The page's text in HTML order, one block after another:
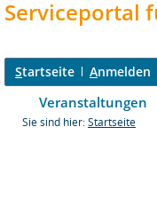
Serviceportal
Startseite Anmelden
Veranstaltungen
Sie sind hier: Startseite